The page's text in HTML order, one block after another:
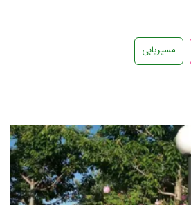
مسیریابی